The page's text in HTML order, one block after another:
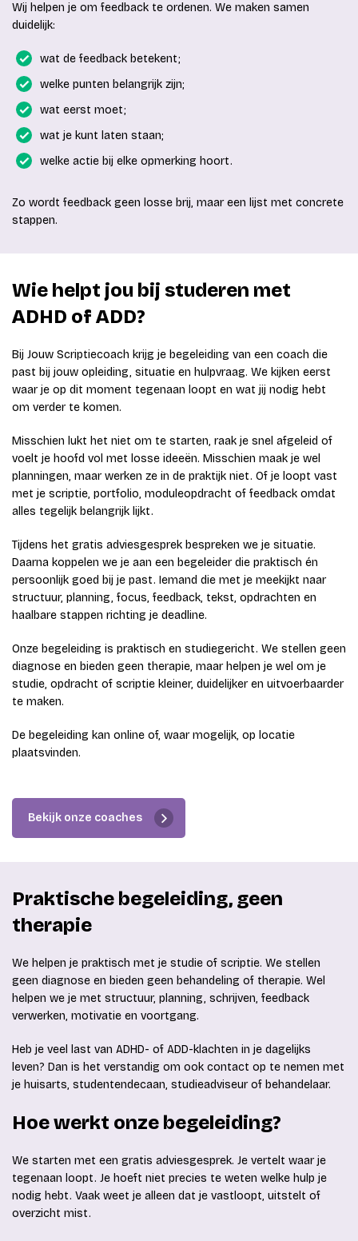
Wij helpen je om feedback te ordenen. We maken samen
duidelijk:
wat de feedback betekent;
welke punten belangrijk zijn;
wat eerst moet;
wat je kunt laten staan;
welke actie bij elke opmerking hoort.
Zo wordt feedback geen losse brij, maar een lijst met concrete
stappen.
Wie helpt jou bij studeren met
ADHD of ADD?
Bij Jouw Scriptiecoach krijg je begeleiding van een coach die
past bij jouw opleiding, situatie en hulpvraag. We kijken eerst
waar je op dit moment tegenaan loopt en wat jij nodig hebt
om verder te komen.
Misschien lukt het niet om te starten, raak je snel afgeleid of
voelt je hoofd vol met losse ideeën. Misschien maak je wel
planningen, maar werken ze in de praktijk niet. Of je loopt vast
met je scriptie, portfolio, moduleopdracht of feedback omdat
alles tegelijk belangrijk lijkt.
Tijdens het gratis adviesgesprek bespreken we je situatie.
Daarna koppelen we je aan een begeleider die praktisch én
persoonlijk goed bij je past. Iemand die met je meekijkt naar
structuur, planning, focus, feedback, tekst, opdrachten en
haalbare stappen richting je deadline.
Onze begeleiding is praktisch en studiegericht. We stellen geen
diagnose en bieden geen therapie, maar helpen je wel om je
studie, opdracht of scriptie kleiner, duidelijker en uitvoerbaarder
te maken.
De begeleiding kan online of, waar mogelijk, op locatie
plaatsvinden.
Bekijk onze coaches
Praktische begeleiding, geen
therapie
We helpen je praktisch met je studie of scriptie. We stellen
geen diagnose en bieden geen behandeling of therapie. Wel
helpen we je met structuur, planning, schrijven, feedback
verwerken, motivatie en voortgang.
Heb je veel last van ADHD- of ADD-klachten in je dagelijks
leven? Dan is het verstandig om ook contact op te nemen met
je huisarts, studentendecaan, studieadviseur of behandelaar.
Hoe werkt onze begeleiding?
We starten met een gratis adviesgesprek. Je vertelt waar je
tegenaan loopt. Je hoeft niet precies te weten welke hulp je
nodig hebt. Vaak weet je alleen dat je vastloopt, uitstelt of
overzicht mist.